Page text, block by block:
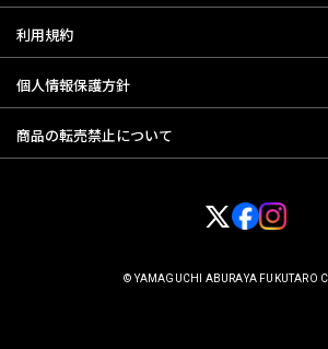
利用規約
個人情報保護方針
商品の転売禁止について
© YAMAGUCHI ABURAYA FUKUTARO